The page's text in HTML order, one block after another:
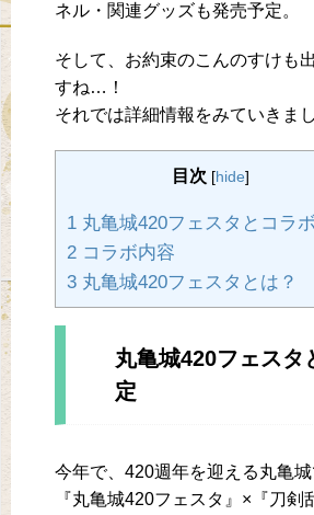
ネル・関連グッズも発売予定。
そして、お約束のこんのすけも
すね…！
それでは詳細情報をみていきま
目次 [hide]
1 丸亀城420フェスタとコラ
2 コラボ内容
3 丸亀城420フェスタとは？
丸亀城420フェスタ
定
今年で、420週年を迎える丸亀
『丸亀城420フェスタ』×『刀剣